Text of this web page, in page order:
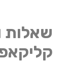
שאלות
קליקאפ